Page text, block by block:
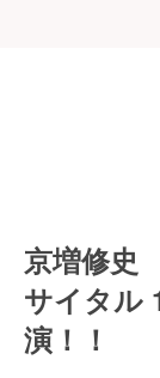
京増修
サイタル
演！！